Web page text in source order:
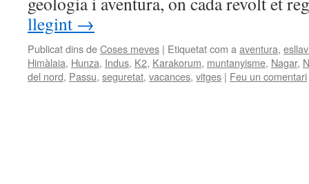
llegint →
Publicat dins deCoses meves | Etiquetat com a aventura,
Himàlaia, Hunza, Indus, K2, Karakorum, muntanyisme, Nagar,
del nord, Passu, seguretat, vacances, vitges | Feu un comentari